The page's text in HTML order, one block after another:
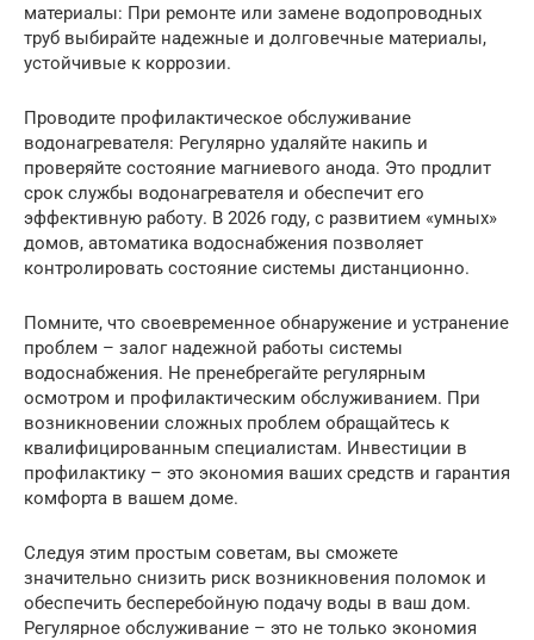
материалы: При ремонте или замене водопроводных
труб выбирайте надежные и долговечные материалы,
устойчивые к коррозии.
Проводите профилактическое обслуживание
водонагревателя: Регулярно удаляйте накипь и
проверяйте состояние магниевого анода. Это продлит
срок службы водонагревателя и обеспечит его
эффективную работу. В 2026 году, с развитием «умных»
домов, автоматика водоснабжения позволяет
контролировать состояние системы дистанционно.
Помните, что своевременное обнаружение и устранение
проблем – залог надежной работы системы
водоснабжения. Не пренебрегайте регулярным
осмотром и профилактическим обслуживанием. При
возникновении сложных проблем обращайтесь к
квалифицированным специалистам. Инвестиции в
профилактику – это экономия ваших средств и гарантия
комфорта в вашем доме.
Следуя этим простым советам, вы сможете
значительно снизить риск возникновения поломок и
обеспечить бесперебойную подачу воды в ваш дом.
Регулярное обслуживание – это не только экономия